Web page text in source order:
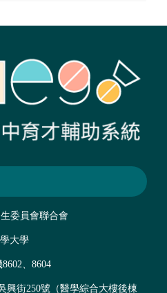
委員會聯合會
大學
、8604
興街250號（醫學綜合大樓後棟